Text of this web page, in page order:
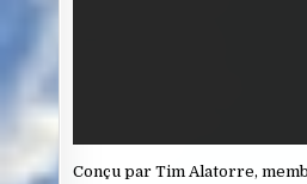
Conçu par Tim Alatorre,